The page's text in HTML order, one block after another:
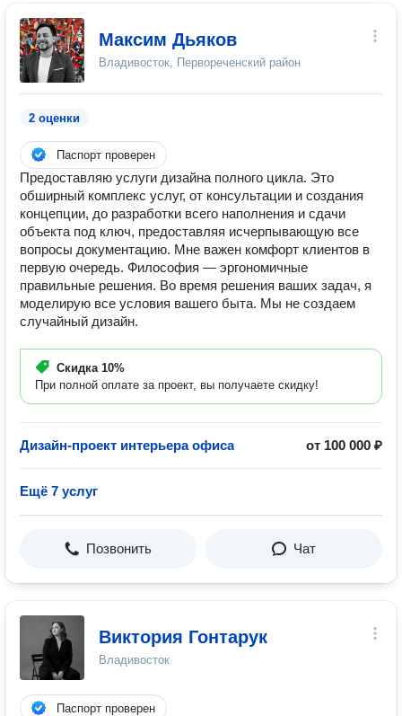
Максим Дьяков
Владивосток, Первореченский район
2 оценки
Паспорт проверен
Предоставляю услуги дизайна полного цикла. Это
обширный комплекс услуг, от консультации и создания
концепции, до разработки всего наполнения и сдачи
объекта под ключ, предоставляя исчерпывающую все
вопросы документацию. Мне важен комфорт клиентов в
первую очередь. Философия — эргономичные
правильные решения. Во время решения ваших задач, я
моделирую все условия вашего быта. Мы не создаем
случайный дизайн.
Скидка 10%
При полной оплате за проект, вы получаете скидку!
Дизайн-проект интерьера офиса от 100 000 ₽
Ещё 7 услуг
Позвонить Чат
Виктория Гонтарук
Владивосток
Паспорт проверен